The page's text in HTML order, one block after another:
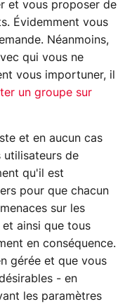
et vous proposer de
Évidemment vous
Néanmoins,
qui vous ne
vous importuner, il
un groupe sur
et en aucun cas
utilisateurs de
qu'il est
pour que chacun
sur les
ainsi que tous
en conséquence.
gérée et que vous
- en
les paramètres